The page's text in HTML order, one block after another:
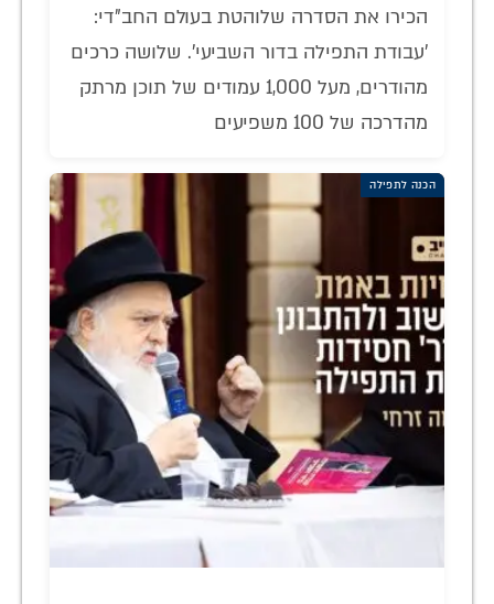
הכירו את הסדרה שלוהטת בעולם החב"די:
'עבודת התפילה בדור השביעי'. שלושה כרכים
מהודרים, מעל 1,000 עמודים של תוכן מרתק
מהדרכה של 100 משפיעים
הכנה לתפילה